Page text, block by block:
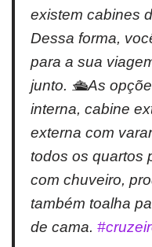
existem cabines
Dessa forma,
para a sua
junto. 🛳As
interna, cabine
externa com
todos os quartos
com chuveiro,
também toalha
de cama.